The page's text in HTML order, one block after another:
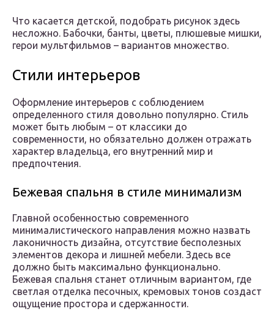
Что касается детской, подобрать рисунок здесь
несложно. Бабочки, банты, цветы, плюшевые мишки,
герои мультфильмов – вариантов множество.
Стили интерьеров
Оформление интерьеров с соблюдением
определенного стиля довольно популярно. Стиль
может быть любым – от классики до
современности, но обязательно должен отражать
характер владельца, его внутренний мир и
предпочтения.
Бежевая спальня в стиле минимализм
Главной особенностью современного
минималистического направления можно назвать
лаконичность дизайна, отсутствие бесполезных
элементов декора и лишней мебели. Здесь все
должно быть максимально функционально.
Бежевая спальня станет отличным вариантом, где
светлая отделка песочных, кремовых тонов создаст
ощущение простора и сдержанности.